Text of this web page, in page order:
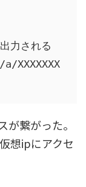
力される
繋がった。
想ipにアクセ